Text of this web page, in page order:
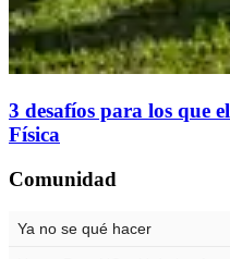
3 desafíos para los que
Física
Comunidad